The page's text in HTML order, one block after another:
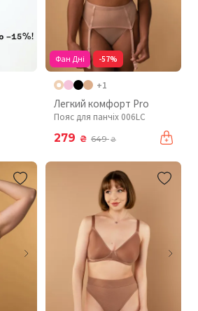
Фан Дні -57%
+1
Легкий комфорт Pro
Пояс для панчіх 006LC
279 ₴ 649₴